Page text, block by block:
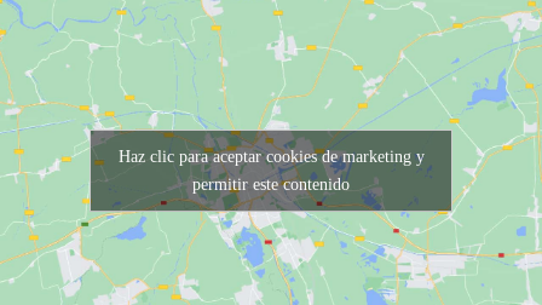
Haz clic para aceptar cookies de marketing y
permitir este contenido